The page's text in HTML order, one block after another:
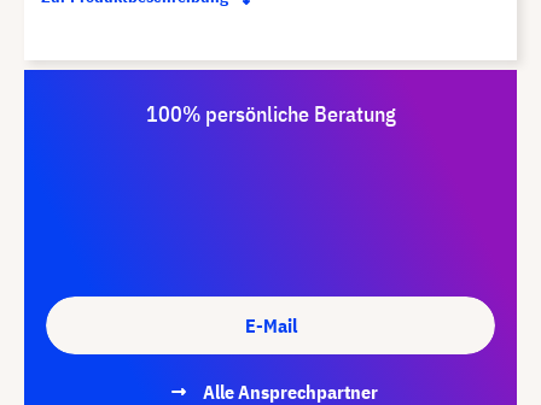
100% persönliche Beratung
E-Mail
Alle Ansprechpartner